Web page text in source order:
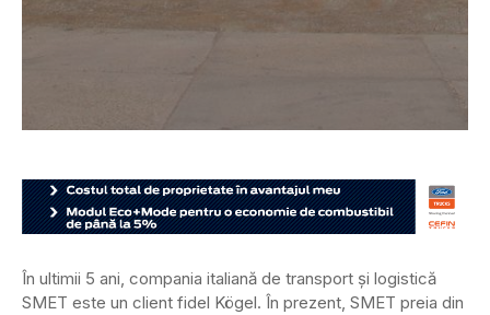
În ultimii 5 ani, compania italiană de transport și logistică
SMET este un client fidel Kögel. În prezent, SMET preia din